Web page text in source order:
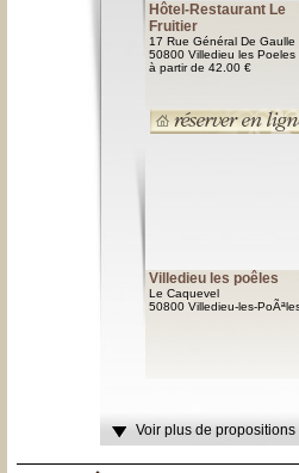
Hôtel-Restaurant Le
Fruitier
17 Rue Général De Gaulle
50800 Villedieu les Poeles
à partir de 42.00 €
Villedieu les poêles
Le Caquevel
50800 Villedieu-les-
Voir plus de